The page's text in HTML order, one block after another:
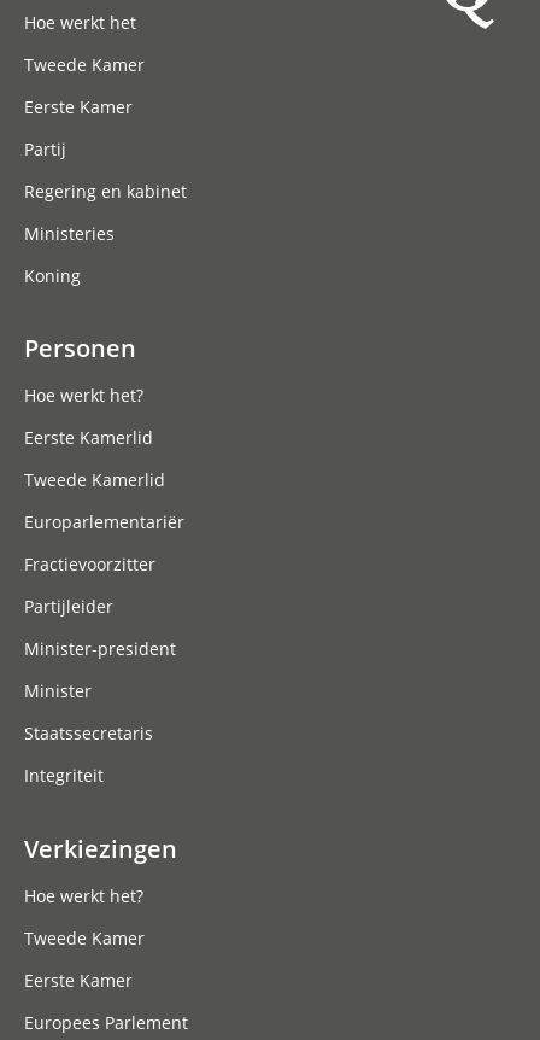
Hoe werkt het
Tweede Kamer
Eerste Kamer
Partij
Regering en kabinet
Ministeries
Koning
Personen
Hoe werkt het?
Eerste Kamerlid
Tweede Kamerlid
Europarlementariër
Fractievoorzitter
Partijleider
Minister-president
Minister
Staatssecretaris
Integriteit
Verkiezingen
Hoe werkt het?
Tweede Kamer
Eerste Kamer
Europees Parlement